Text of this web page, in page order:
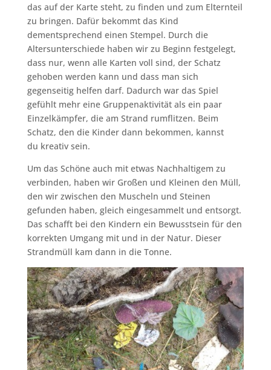
das auf der Karte steht, zu finden und zum Elternteil
zu bringen. Dafür bekommt das Kind
dementsprechend einen Stempel. Durch die
Altersunterschiede haben wir zu Beginn festgelegt,
dass nur, wenn alle Karten voll sind, der Schatz
gehoben werden kann und dass man sich
gegenseitig helfen darf. Dadurch war das Spiel
gefühlt mehr eine Gruppenaktivität als ein paar
Einzelkämpfer, die am Strand rumflitzen. Beim
Schatz, den die Kinder dann bekommen, kannst
du kreativ sein.
Um das Schöne auch mit etwas Nachhaltigem zu
verbinden, haben wir Großen und Kleinen den Müll,
den wir zwischen den Muscheln und Steinen
gefunden haben, gleich eingesammelt und entsorgt.
Das schafft bei den Kindern ein Bewusstsein für den
korrekten Umgang mit und in der Natur. Dieser
Strandmüll kam dann in die Tonne.